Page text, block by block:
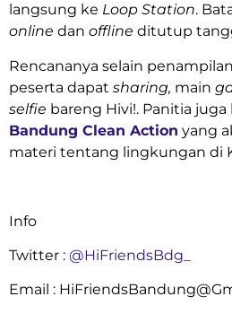
langsung ke Loop Station.
online dan offline ditutup
Rencananya selain
peserta dapat sharing, main
selfie bareng Hivi!. Panitia
Bandung Clean Action yang
materi tentang lingkungan di
Info
Twitter : @HiFriendsBdg_
Email :